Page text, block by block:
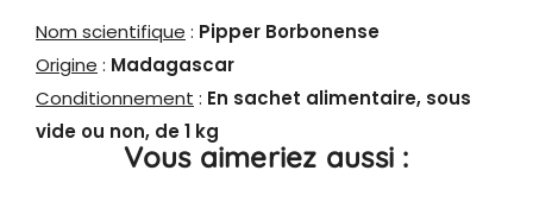
Nom scientifique : Pipper Borbonense
Origine : Madagascar
Conditionnement : En sachet alimentaire, sous
vide ou non, de 1 kg
Vous aimeriez aussi :